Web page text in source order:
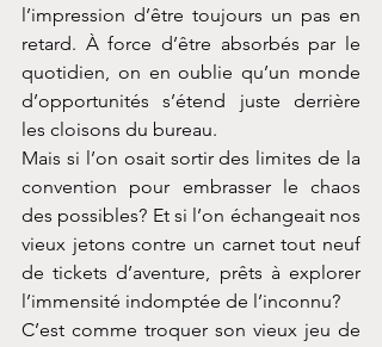
l’impression d’être toujours un pas en
retard. À force d’être absorbés par le
quotidien, on en oublie qu’un monde
d’opportunités s’étend juste derrière
les cloisons du bureau.
Mais si l’on osait sortir des limites de la
convention pour embrasser le chaos
des possibles? Et si l’on échangeait nos
vieux jetons contre un carnet tout neuf
de tickets d’aventure, prêts à explorer
l’immensité indomptée de l’inconnu?
C’est comme troquer son vieux jeu de